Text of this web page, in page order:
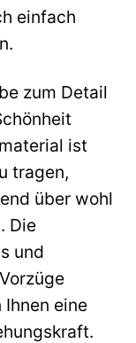
einfach
zum Detail
ist
tragen,
über wohl
Die
und
Ihnen eine